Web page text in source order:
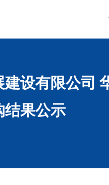
建设有限公司
结果公示